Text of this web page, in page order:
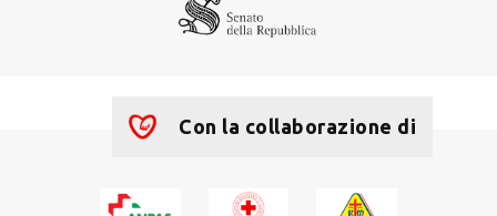
Con la collaborazione di